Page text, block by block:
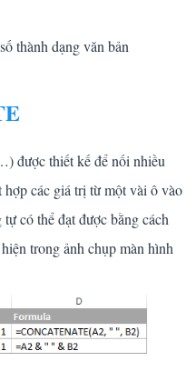
thành dạng văn bản
được thiết kế để nối nhiều
các giá trị từ một vài ô vào
có thể đạt được bằng cách
trong ảnh chụp màn hình